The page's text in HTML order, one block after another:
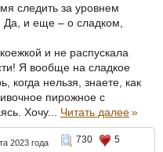
следить за уровнем
Да, и еще – о сладком,
и не распускала
Я вообще на сладкое
когда нельзя, знаете, как
пирожное с
Хочу... Читать далее»
2023 года 730
5